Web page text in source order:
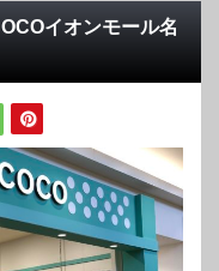
イオンモール名